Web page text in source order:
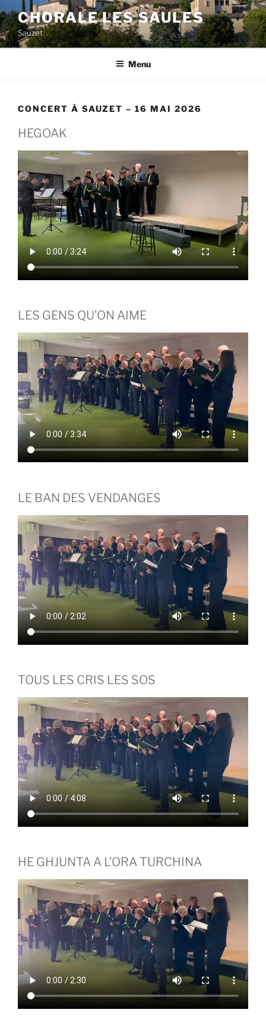
au
contenu
principal
CHORALE LES SAULES
Sauzet
Menu
CONCERT À SAUZET – 16 MAI 2026
HEGOAK
LES GENS QU’ON AIME
LE BAN DES VENDANGES
TOUS LES CRIS LES SOS
HE GHJUNTA A L’ORA TURCHINA